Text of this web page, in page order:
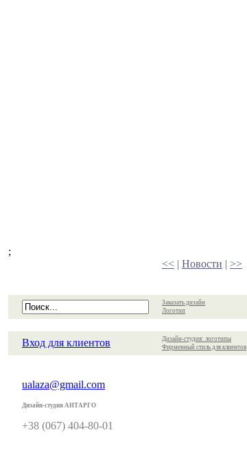
;
<< | Новости | >>
Заказать дизайн
Логотип
Вход для клиентов
Дизайн-студия: логотипы
Фирменный стиль для клиентов
ualaza@gmail.com
Дизайн-студия АНТАРГО
+38 (067) 404-80-01